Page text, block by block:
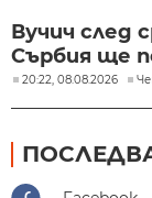
Вучич след
Сърбия ще
20:22, 08.08.2026